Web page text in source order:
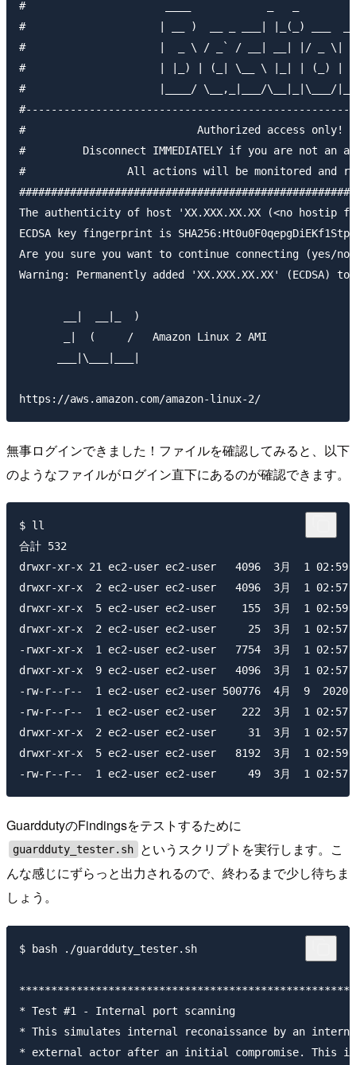
#                      ____            _   _
#                     | __ )  __ _ ___| |_(_) ___
#                     |  _ \ / _` / __| __| |/ _
#                     | |_) | (_| \__ \ |_| | (_)
#                     |____/ \__,_|___/
#                           Authorized access
#         Disconnect IMMEDIATELY if you are not
#                All actions will be monitored and
The authenticity of host 'XX.XXX.XX.XX (<no hostip
ECDSA key fingerprint is
Are you sure you want to continue connecting (yes/
Warning: Permanently added 'XX.XXX.XX.XX'
       __|  __|_  )
       _|  (     /   Amazon Linux 2 AMI
      ___|\___|___|
無事ログインできました！ファイルを確認してみると、以下
のようなファイルがログイン直下にあるのが確認できます。
$ ll
合計 532
drwxr-xr-x 21 ec2-user ec2-user   4096  3月  1 02:59
drwxr-xr-x  2 ec2-user ec2-user   4096  3月  1 02:57
drwxr-xr-x  5 ec2-user ec2-user    155  3月  1 02:59
drwxr-xr-x  2 ec2-user ec2-user     25  3月  1 02:57
-rwxr-xr-x  1 ec2-user ec2-user   7754  3月  1 02:57
drwxr-xr-x  9 ec2-user ec2-user   4096  3月  1
-rw-r--r--  1 ec2-user ec2-user 500776  4月  9
-rw-r--r--  1 ec2-user ec2-user    222  3月  1 02:57
drwxr-xr-x  2 ec2-user ec2-user     31  3月  1 02:57
drwxr-xr-x  5 ec2-user ec2-user   8192  3月  1 02:59
GuarddutyのFindingsをテストするために
guardduty_tester.sh
というスクリプトを実行します。こ
んな感じにずらっと出力されるので、終わるまで少し待ちま
しょう。
$ bash ./guardduty_tester.sh
* Test #1 - Internal port scanning
* This simulates internal reconaissance by an
* external actor after an initial compromise. This